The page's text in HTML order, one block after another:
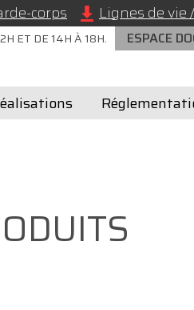
corps Lignes de vie
ET DE 14H À 18H. ESPACE